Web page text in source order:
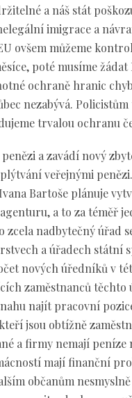
a náš stát
imigrace a
ovšem můžeme
poté musíme
ochraně hranic
nezabývá.
trvalou ochranu
a zavádí nový
veřejnými
Bartoše plánuje
a to za téměř
nadbytečný úřad
a úřadech státní
nových úředníků v
zaměstnanců
najít pracovní
jsou obtížně
a firmy nemají peníze
mají finanční
občanům